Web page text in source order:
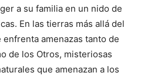
a su familia en un nido de
En las tierras más allá del
enfrenta amenazas tanto de
de los Otros, misteriosas
que amenazan a los